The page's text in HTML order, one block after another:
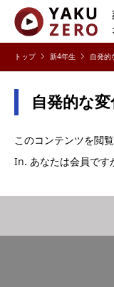
新4年生 自発
自発的な
このコンテンツを閲
In. あなたは会員です